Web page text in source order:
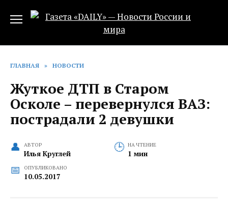
ГЛАВНАЯ » НОВОСТИ
Жуткое ДТП в Старом
Осколе – перевернулся ВАЗ:
пострадали 2 девушки
АВТОР
Илья Круглей
НА ЧТЕНИЕ
1 мин
ОПУБЛИКОВАНО
10.05.2017